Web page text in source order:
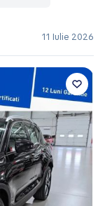
11 Iulie 2026